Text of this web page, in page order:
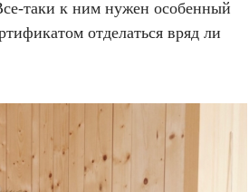
таки к ним нужен особенный
отделаться вряд ли